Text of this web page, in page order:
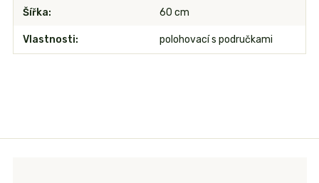
Šířka 60 cm
Vlastnosti polohovací s područkami